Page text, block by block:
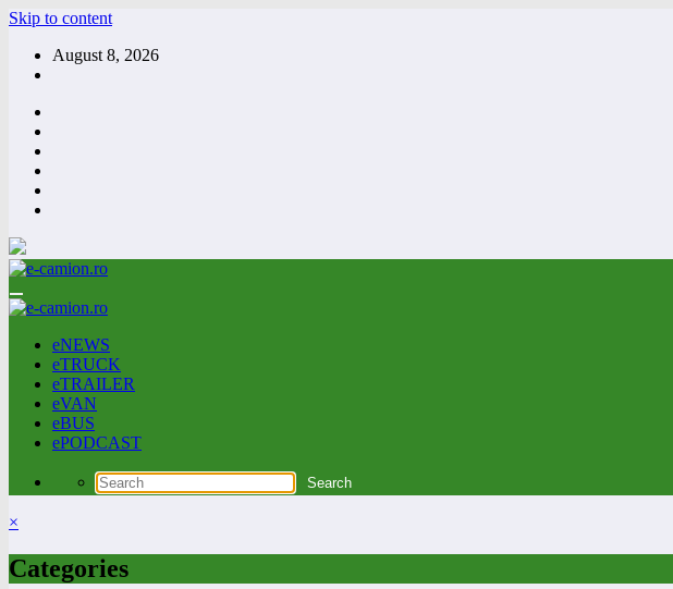
Skip to content
August 8, 2026
eNEWS
eTRUCK
eTRAILER
eVAN
eBUS
ePODCAST
×
Categories